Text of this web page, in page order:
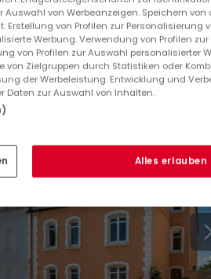
zum KaufinYutz(FR)
7 5 2
von Werbeanzeigen. Speichern
Erstellung von Profilen zur Personalisierung
Werbung. Verwendung von Profilen
von Profilen zur Auswahl personalisierter
von Zielgruppen durch Statistiken oder
der Werbeleistung. Entwicklung und
Daten zur Auswahl von Inhalten.
Alles erlauben